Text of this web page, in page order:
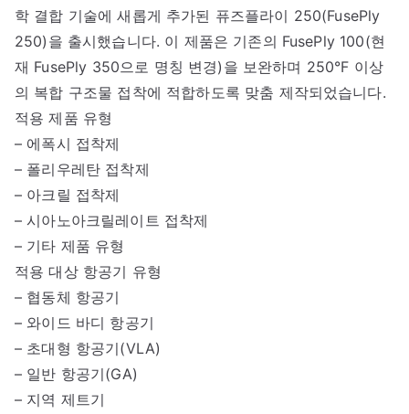
학 결합 기술에 새롭게 추가된 퓨즈플라이 250(FusePly
250)을 출시했습니다. 이 제품은 기존의 FusePly 100(현
재 FusePly 350으로 명칭 변경)을 보완하며 250°F 이상
의 복합 구조물 접착에 적합하도록 맞춤 제작되었습니다.
적용 제품 유형
– 에폭시 접착제
– 폴리우레탄 접착제
– 아크릴 접착제
– 시아노아크릴레이트 접착제
– 기타 제품 유형
적용 대상 항공기 유형
– 협동체 항공기
– 와이드 바디 항공기
– 초대형 항공기(VLA)
– 일반 항공기(GA)
– 지역 제트기